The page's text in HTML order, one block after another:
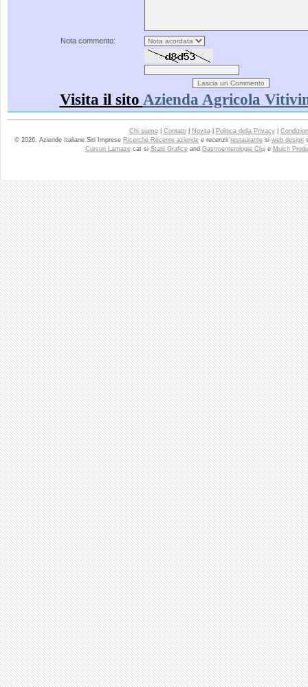
Nota commento:
Visita il sito Azienda Agricola
Chi siamo| Contatti| Novita| Politica della Privacy|
© 2026. Aziende Italiane Siti Imprese Ricerche Recente aziende e recenzii restaurante si web design
Cursuri Lamazecat si Statii Graficeand Gastroenterologie Cluje Mulch